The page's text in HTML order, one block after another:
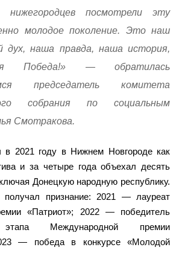
посмотрели эту
молодое поколение. Это наш
дух, наша правда, наша история,
Победа!» — обратилась
председатель комитета
собрания по социальным
Смотракова.
в 2021 году в Нижнем Новгороде как
и за четыре года объехал десять
Донецкую народную республику.
получал признание: 2021 — лауреат
«Патриот»; 2022 — победитель
этапа Международной премии
— победа в конкурсе «Молодой